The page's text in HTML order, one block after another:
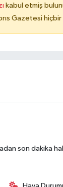
kabul etmiş
Gazetesi
son dakika